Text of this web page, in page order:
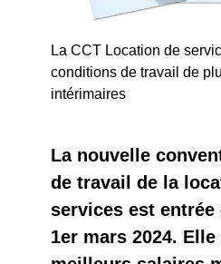
La CCT Location de
conditions de travail de
intérimaires
La nouvelle
de travail de la
services est entrée
1er mars 2024.